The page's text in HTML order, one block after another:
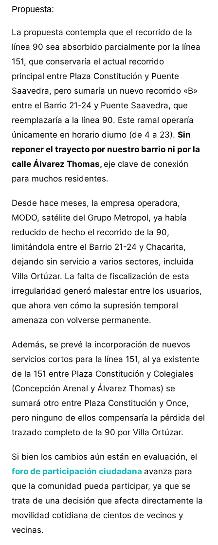
Propuesta:
La propuesta contempla que el recorrido de la
línea 90 sea absorbido parcialmente por la línea
151, que conservaría el actual recorrido
principal entre Plaza Constitución y Puente
Saavedra, pero sumaría un nuevo recorrido «B»
entre el Barrio 21-24 y Puente Saavedra, que
reemplazaría a la línea 90. Este ramal operaría
únicamente en horario diurno (de 4 a 23). Sin
reponer el trayecto por nuestro barrio ni por la
calle Álvarez Thomas, eje clave de conexión
para muchos residentes.
Desde hace meses, la empresa operadora,
MODO, satélite del Grupo Metropol, ya había
reducido de hecho el recorrido de la 90,
limitándola entre el Barrio 21-24 y Chacarita,
dejando sin servicio a varios sectores, incluida
Villa Ortúzar. La falta de fiscalización de esta
irregularidad generó malestar entre los usuarios,
que ahora ven cómo la supresión temporal
amenaza con volverse permanente.
Además, se prevé la incorporación de nuevos
servicios cortos para la línea 151, al ya existente
de la 151 entre Plaza Constitución y Colegiales
(Concepción Arenal y Álvarez Thomas) se
sumará otro entre Plaza Constitución y Once,
pero ninguno de ellos compensaría la pérdida del
trazado completo de la 90 por Villa Ortúzar.
Si bien los cambios aún están en evaluación, el
foro de participación ciudadana avanza para
que la comunidad pueda participar, ya que se
trata de una decisión que afecta directamente la
movilidad cotidiana de cientos de vecinos y
vecinas.